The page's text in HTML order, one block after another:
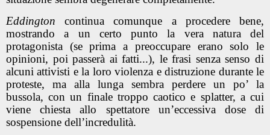
Eddington continua comunque a procedere bene,
mostrando a un certo punto la vera natura del
protagonista (se prima a preoccupare erano solo le
opinioni, poi passerà ai fatti...), le frasi senza senso di
alcuni attivisti e la loro violenza e distruzione durante le
proteste, ma alla lunga sembra perdere un po’ la
bussola, con un finale troppo caotico e splatter, a cui
viene chiesta allo spettatore un’eccessiva dose di
sospensione dell’incredulità.